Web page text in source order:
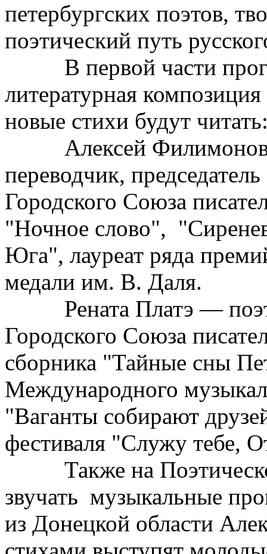
петербургских поэтов,
поэтический путь
В первой части
литературная
новые стихи будут
Алексей Филимонов
переводчик,
Городского Союза
"Ночное слово",
Юга", лауреат ряда
медали им. В. Даля.
Рената Платэ — поэт,
Городского Союза
сборника "Тайные сны
Международного
"Ваганты собирают
фестиваля "Служу тебе,
Также на
звучать музыкальные
из Донецкой области